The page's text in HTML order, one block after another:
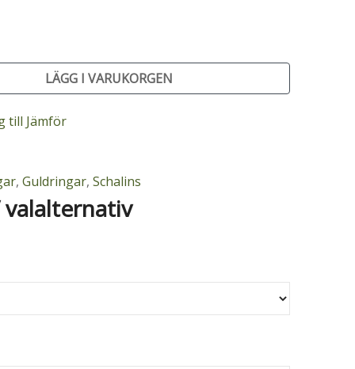
LÄGG I VARUKORGEN
till Jämför
, Guldringar, Schalins